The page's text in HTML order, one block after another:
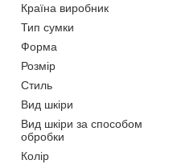
Країна виробник
Тип сумки
Форма
Розмір
Стиль
Вид шкіри
Вид шкіри за способом
обробки
Колір